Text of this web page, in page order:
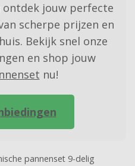
ontdek jouw perfecte
scherpe prijzen en
Bekijk snel onze
en shop jouw
nu!
pannenset 9-delig